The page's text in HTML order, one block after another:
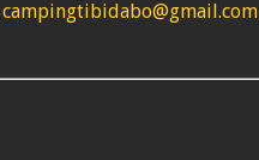
campingtibidabo@gmail.com